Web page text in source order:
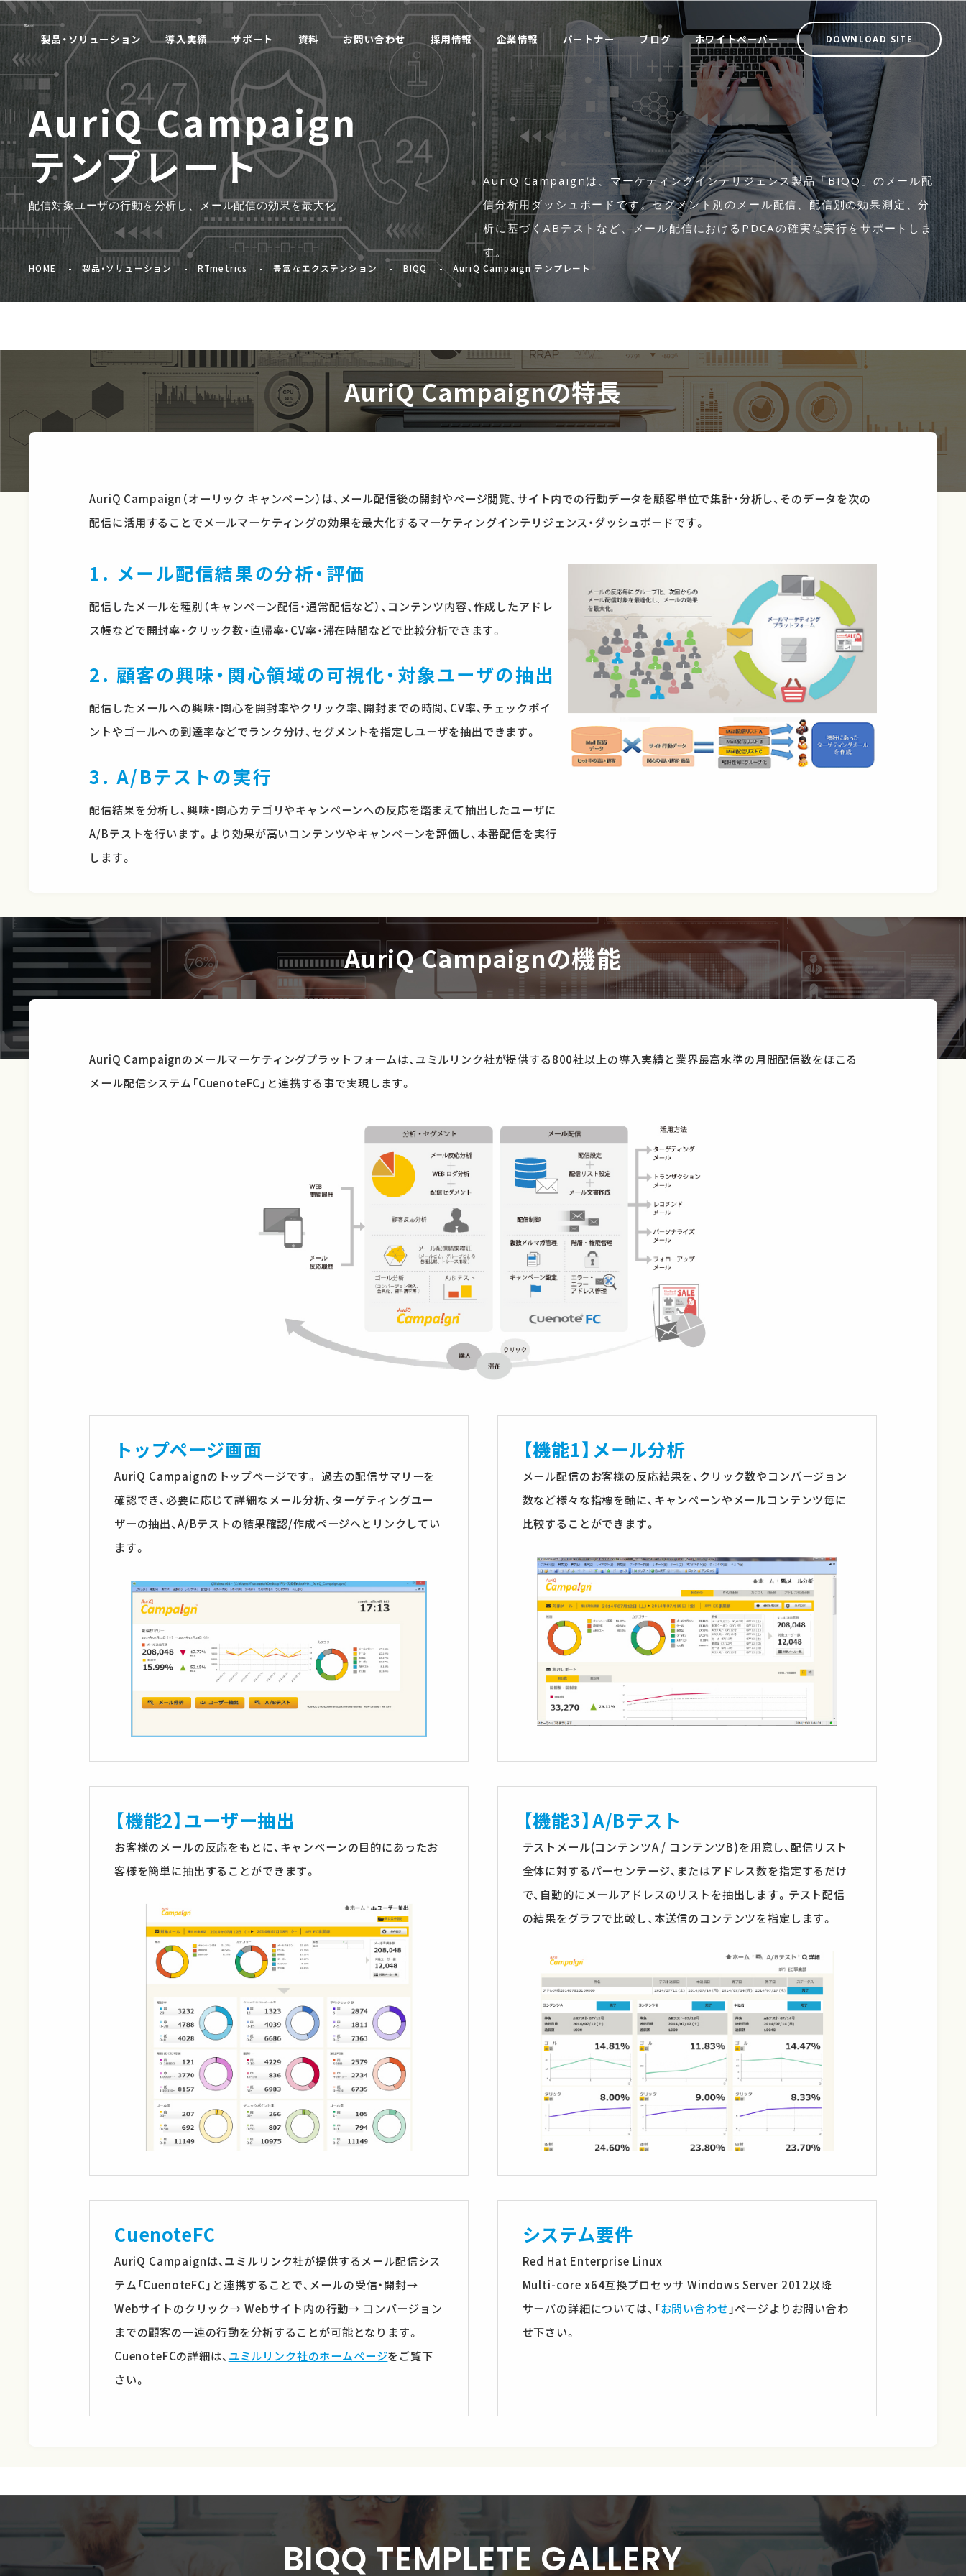
製品・ソリューション 導入実績 サポート 資料 お問い合わせ 採用情報 企業情報 パートナー ブログ ホワイトペーパー DOWNLOAD SITE
AuriQ Campaign
テンプレート
配信対象ユーザの行動を分析し、 メール配信の効果を最大化
AuriQ Campaignは、マーケティングインテリジェンス製品「BIQQ」のメール配
信分析用ダッシュボードです。セグメント別のメール配信、配信別の効果測定、分
析に基づくABテストなど、メール配信におけるPDCAの確実な実行をサポートしま
す。
HOME 製品・ソリューション RTmetrics 豊富なエクステンション BIQQ AuriQ Campaign テンプレート
AuriQ Campaignの特長
AuriQ Campaign（オーリック キャンペーン）は、メール配信後の開封やページ閲覧、サイト内での行動データを顧客単位で集計・分析し、そのデータを次の
配信に活用することでメールマーケティングの効果を最大化するマーケティングインテリジェンス・ダッシュボードです。
1. メール配信結果の分析・評価
配信したメールを種別（キャンペーン配信・通常配信など）、コンテンツ内容、作成したアドレ
ス帳などで開封率・クリック数・直帰率・CV率・滞在時間などで比較分析できます。
2. 顧客の興味・関心領域の可視化・対象ユーザの抽出
配信したメールへの興味・関心を開封率やクリック率、開封までの時間、CV率、チェックポイ
ントやゴールへの到達率などでランク分け、セグメントを指定しユーザを抽出できます。
3. A/Bテストの実行
配信結果を分析し、興味・関心カテゴリやキャンペーンへの反応を踏まえて抽出したユーザに
A/Bテストを行います。より効果が高いコンテンツやキャンペーンを評価し、本番配信を実行
します。
AuriQ Campaignの機能
AuriQ Campaignのメールマーケティングプラットフォームは、ユミルリンク社が提供する800社以上の導入実績と業界最高水準の月間配信数をほこる
メール配信システム「CuenoteFC」と連携する事で実現します。
トップページ画面
AuriQ Campaignのトップページです。 過去の配信サマリーを
確認でき、必要に応じて詳細なメール分析、ターゲティングユー
ザーの抽出、A/Bテストの結果確認/作成ページへとリンクしてい
ます。
【機能1】メール分析
メール配信のお客様の反応結果を、クリック数やコンバージョン
数など様々な指標を軸に、キャンペーンやメールコンテンツ毎に
比較することができます。
【機能2】ユーザー抽出
お客様のメールの反応をもとに、キャンペーンの目的にあったお
客様を簡単に抽出することができます。
【機能3】A/Bテスト
テストメール(コンテンツA / コンテンツB)を用意し、配信リスト
全体に対するパーセンテージ、またはアドレス数を指定するだけ
で、自動的にメールアドレスのリストを抽出します。テスト配信
の結果をグラフで比較し、本送信のコンテンツを指定します。
CuenoteFC
AuriQ Campaignは、ユミルリンク社が提供するメール配信シス
テム「CuenoteFC」と連携することで、メールの受信・開封→
Webサイトのクリック→ Webサイト内の行動→ コンバージョン
までの顧客の一連の行動を分析することが可能となります。
CuenoteFCの詳細は、 ユミルリンク社のホームページをご覧下
さい。
システム要件
Red Hat Enterprise Linux
Multi-core x64互換プロセッサ Windows Server 2012以降
サーバの詳細については、「お問い合わせ 」ページよりお問い合わ
せ下さい。
BIQQ TEMPLETEGALLERY